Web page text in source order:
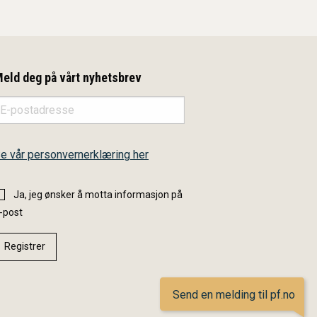
deg på vårt nyhetsbrev
vår personvernerklæring her
Ja, jeg ønsker å motta informasjon på
post
Send en melding til pf.no